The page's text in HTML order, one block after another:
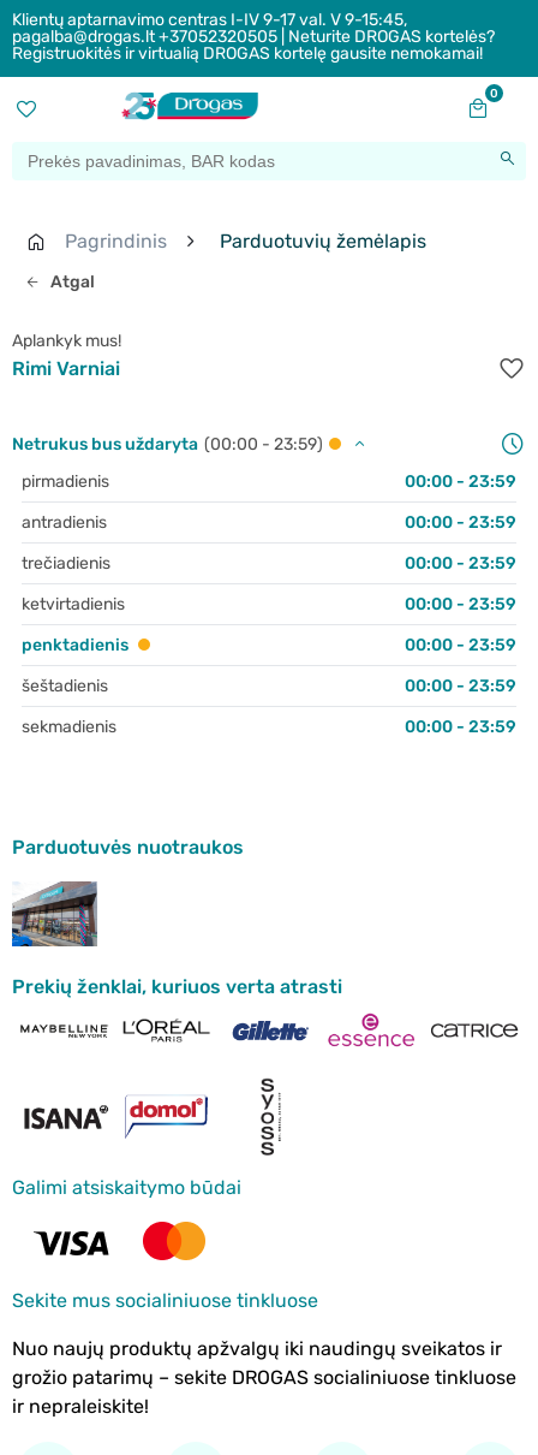
Klientų aptarnavimo centras I-IV 9-17 val. V 9-15:45,
pagalba@drogas.lt +37052320505 | Neturite DROGAS kortelės?
Registruokitės ir virtualią DROGAS kortelę gausite nemokamai!
0
Atgal
Pagrindinis Parduotuvių žemėlapis
Aplankyk mus!
Rimi Varniai
Netrukus bus uždaryta (00:00 - 23:59)
pirmadienis
00:00 - 23:59
antradienis
00:00 - 23:59
trečiadienis
00:00 - 23:59
ketvirtadienis
00:00 - 23:59
penktadienis
00:00 - 23:59
šeštadienis
00:00 - 23:59
sekmadienis
00:00 - 23:59
Parduotuvės nuotraukos
Prekių ženklai, kuriuos verta atrasti
Galimi atsiskaitymo būdai
Sekite mus socialiniuose tinkluose
Nuo naujų produktų apžvalgų iki naudingų sveikatos ir
grožio patarimų – sekite DROGAS socialiniuose tinkluose
ir nepraleiskite!